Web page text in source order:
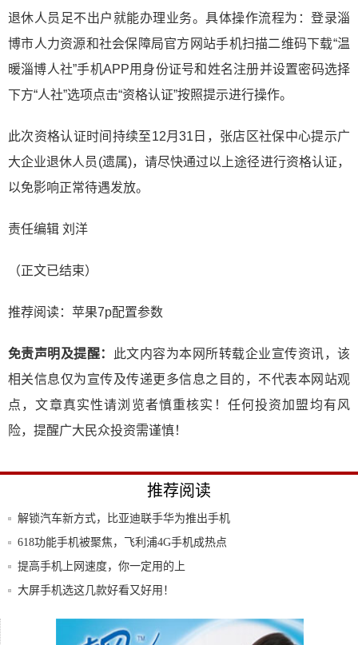
退休人员足不出户就能办理业务。具体操作流程为：登录淄
博市人力资源和社会保障局官方网站手机扫描二维码下载“温
暖淄博人社”手机APP用身份证号和姓名注册并设置密码选择
下方“人社”选项点击“资格认证”按照提示进行操作。
此次资格认证时间持续至12月31日，张店区社保中心提示广
大企业退休人员(遗属)，请尽快通过以上途径进行资格认证，
以免影响正常待遇发放。
责任编辑 刘洋
（正文已结束）
推荐阅读： 苹果7p配置参数
免责声明及提醒：
此文内容为本网所转载企业宣传资讯，该
相关信息仅为宣传及传递更多信息之目的，不代表本网站观
点，文章真实性请浏览者慎重核实！任何投资加盟均有风
险，提醒广大民众投资需谨慎！
推荐阅读
解锁汽车新方式，比亚迪联手华为推出手机
nfc
618功能手机被聚焦，飞利浦4G手机成热点
提高手机上网速度，你一定用的上
大屏手机选这几款好看又好用！
华为索尼三星一加4部手机性能测试：华为